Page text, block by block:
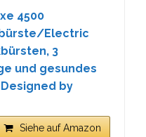
4500
Electric
3
und gesundes
by
Siehe auf Amazon